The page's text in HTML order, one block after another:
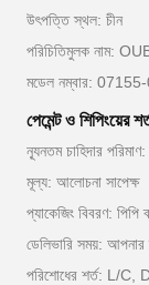
উৎপত্তি স্থল: চীন
পরিচিতিমুলক নাম:
মডেল নম্বার:
পেমেন্ট ও শিপিংয়ের
ন্যূনতম চাহিদার
মূল্য: আলোচনা সাপেক্ষ
প্যাকেজিং বিবরণ:
ডেলিভারি সময়: আপনার
পরিশোধের শর্ত: L/C,